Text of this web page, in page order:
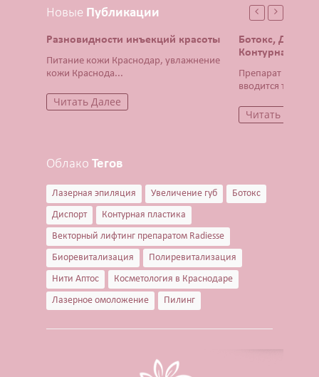
Новые Публикации
Разновидности инъекций красоты
Питание кожи Краснодар, увлажнение
кожи Краснода...
Читать Далее
Ботокс,
Контурная
Препарат Ботокс
вводится тонча...
Читать Далее
Облако Тегов
Лазерная эпиляция Увеличение губ
Ботокс
Диспорт
Контурная пластика
Векторный лифтинг препаратом Radiesse
Биоревитализация
Полиревитализация
Нити Аптос
Косметология в Краснодаре
Лазерное омоложение
Пилинг